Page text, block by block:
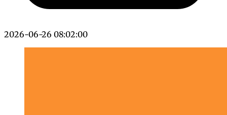
2026-06-26 08:02:00